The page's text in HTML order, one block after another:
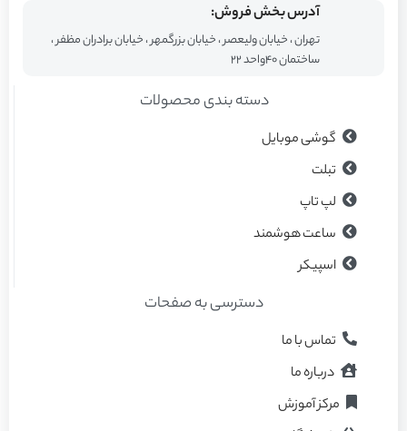
آدرس بخش فروش:
تهران ، خیابان ولیعصر ، خیابان بزرگمهر ، خیابان برادران مظفر ،
ساختمان ۴۰واحد ۲۲
دسته بندی محصولات
گوشی موبایل
تبلت
لپ تاپ
ساعت هوشمند
اسپیکر
دسترسی به صفحات
تماس با ما
درباره ما
مرکز آموزش